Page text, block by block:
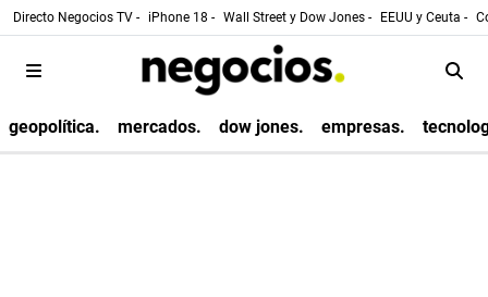
Directo Negocios TV - iPhone 18 - Wall Street y Dow Jones - EEUU y Ceuta -
geopolítica. mercados. dow jones. empresas.